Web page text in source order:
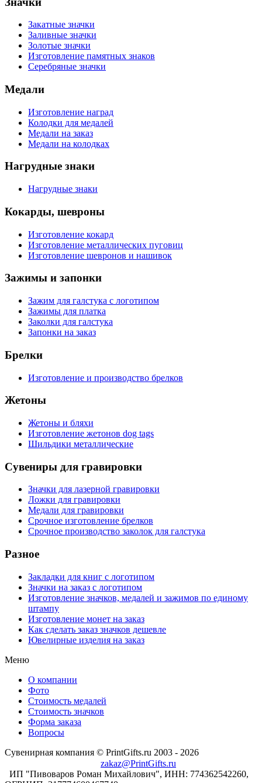
Закатные значки
Заливные значки
Золотые значки
Изготовление памятных знаков
Серебряные значки
Медали
Изготовление наград
Колодки для медалей
Медали на заказ
Медали на колодках
Нагрудные знаки
Нагрудные знаки
Кокарды, шевроны
Изготовление кокард
Изготовление металлических пуговиц
Изготовление шевронов и нашивок
Зажимы и запонки
Зажим для галстука с логотипом
Зажимы для платка
Заколки для галстука
Запонки на заказ
Брелки
Изготовление и производство брелков
Жетоны
Жетоны и бляхи
Изготовление жетонов dog tags
Шильдики металлические
Сувениры для гравировки
Значки для лазерной гравировки
Ложки для гравировки
Медали для гравировки
Срочное изготовление брелков
Срочное производство заколок для галстука
Разное
Закладки для книг с логотипом
Значки на заказ с логотипом
Изготовление значков, медалей и зажимов по единому
штампу
Изготовление монет на заказ
Как сделать заказ значков дешевле
Ювелирные изделия на заказ
Меню
О компании
Фото
Стоимость медалей
Стоимость значков
Форма заказа
Вопросы
Сувенирная компания © PrintGifts.ru 2003 - 2026
zakaz@PrintGifts.ru
ИП "Пивоваров Роман Михайлович", ИНН: 774362542260,